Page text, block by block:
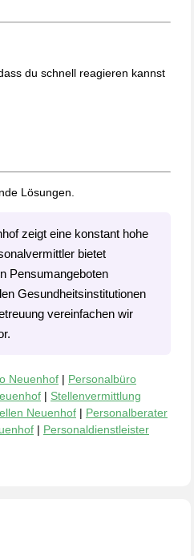
du schnell reagieren kannst
Lösungen.
zeigt eine konstant hohe
bietet
Pensumangeboten
Gesundheitsinstitutionen
vereinfachen wir
Neuenhof | Personalbüro
| Stellenvermittlung
Neuenhof | Personalberater
| Personaldienstleister